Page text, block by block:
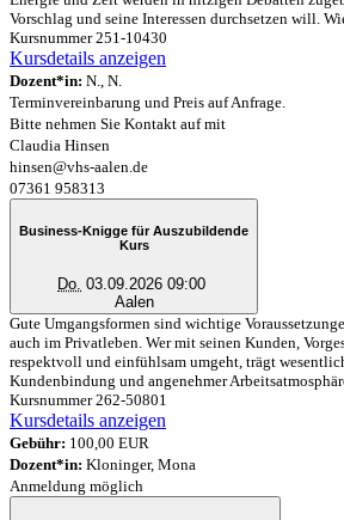
Vorschlag und seine Interessen durchsetzen will.
Kursnummer 251-10430
Kursdetails anzeigen
Dozent*in: N., N.
Terminvereinbarung und Preis auf Anfrage.
Bitte nehmen Sie Kontakt auf mit
Claudia Hinsen
hinsen@vhs-aalen.de
07361 958313
Business-Knigge für Auszubildende
Kurs
Do. 03.09.2026 09:00
Aalen
Gute Umgangsformen sind wichtige
auch im Privatleben. Wer mit seinen Kunden,
respektvoll und einfühlsam umgeht, trägt
Kundenbindung und angenehmer
Kursnummer 262-50801
Kursdetails anzeigen
Gebühr: 100,00 EUR
Dozent*in: Kloninger, Mona
Anmeldung möglich